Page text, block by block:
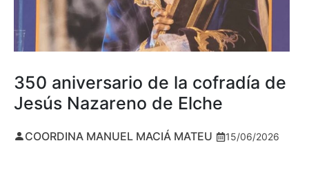
350 aniversario de la cofradía de
Jesús Nazareno de Elche
COORDINA MANUEL MACIÁ MATEU 15/06/2026